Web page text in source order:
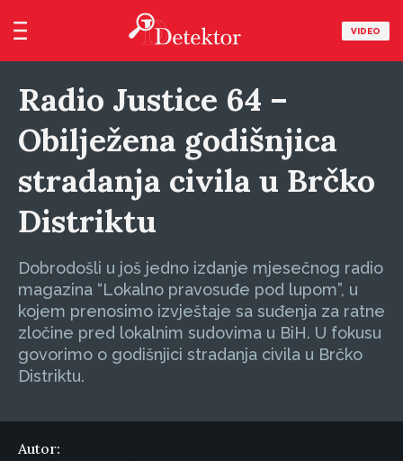
VIDEO
Radio Justice 64 –
Obilježena godišnjica
stradanja civila u Brčko
Distriktu
Dobrodošli u još jedno izdanje mjesečnog radio
magazina “Lokalno pravosuđe pod lupom”, u
kojem prenosimo izvještaje sa suđenja za ratne
zločine pred lokalnim sudovima u BiH. U fokusu
govorimo o godišnjici stradanja civila u Brčko
Distriktu.
Autor: